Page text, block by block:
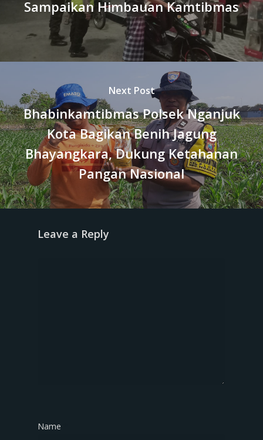
Sampaikan Himbauan Kamtibmas
Next Post
Bhabinkamtibmas Polsek Nganjuk
Kota Bagikan Benih Jagung
Bhayangkara, Dukung Ketahanan
Pangan Nasional
Leave a Reply
Name